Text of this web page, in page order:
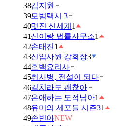
38김지원
39모범택시 3
40멋진 신세계 1
41 신이랑 법률사무소1
42손태진1
43신입사원 강회장3
44흑백요리사
45취사병, 전설이 되다
46길치라도 괜찮아
47은애하는 도적님아1
48유미의 세포들 시즌31
49손빈아NEW